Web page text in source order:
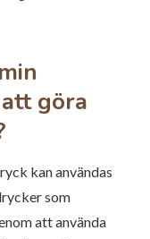
göra
kan användas
som
att använda